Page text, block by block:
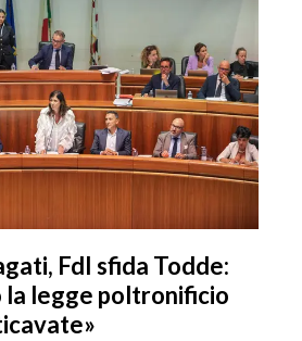
FdI sfida Todde:
la legge poltronificio